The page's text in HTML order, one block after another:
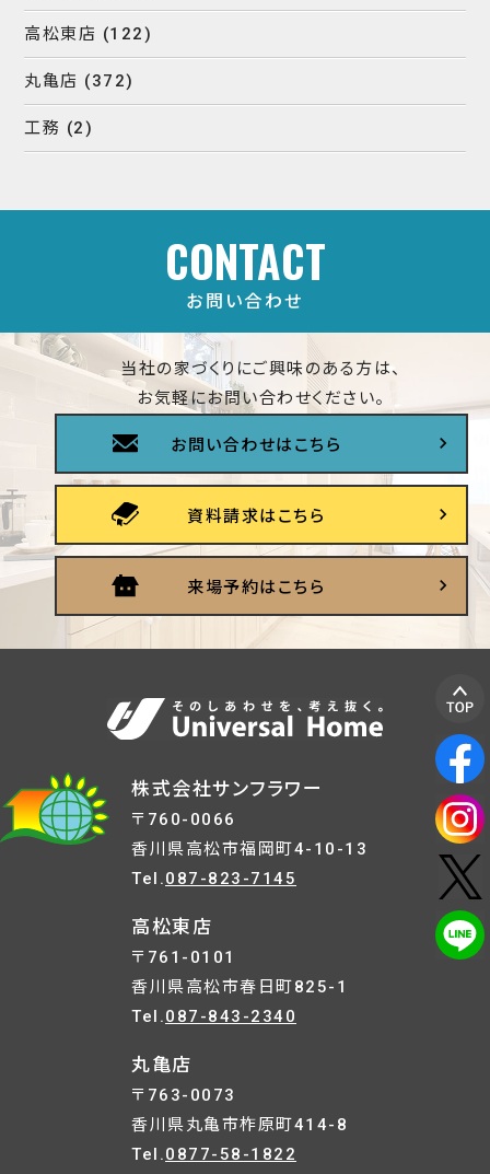
高松東店 (122)
丸亀店 (372)
工務 (2)
CONTACT
お問い合わせ
当社の家づくりにご興味のある方は、
お気軽にお問い合わせください。
お問い合わせはこちら
資料請求はこちら
来場予約はこちら
株式会社サンフラワー
〒760-0066
香川県高松市福岡町4-10-13
Tel.087-823-7145
高松東店
〒761-0101
香川県高松市春日町825-1
Tel.087-843-2340
丸亀店
〒763-0073
香川県丸亀市柞原町414-8
Tel.0877-58-1822